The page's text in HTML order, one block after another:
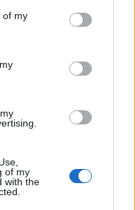
of my
of my
with the
, quella che fa
194